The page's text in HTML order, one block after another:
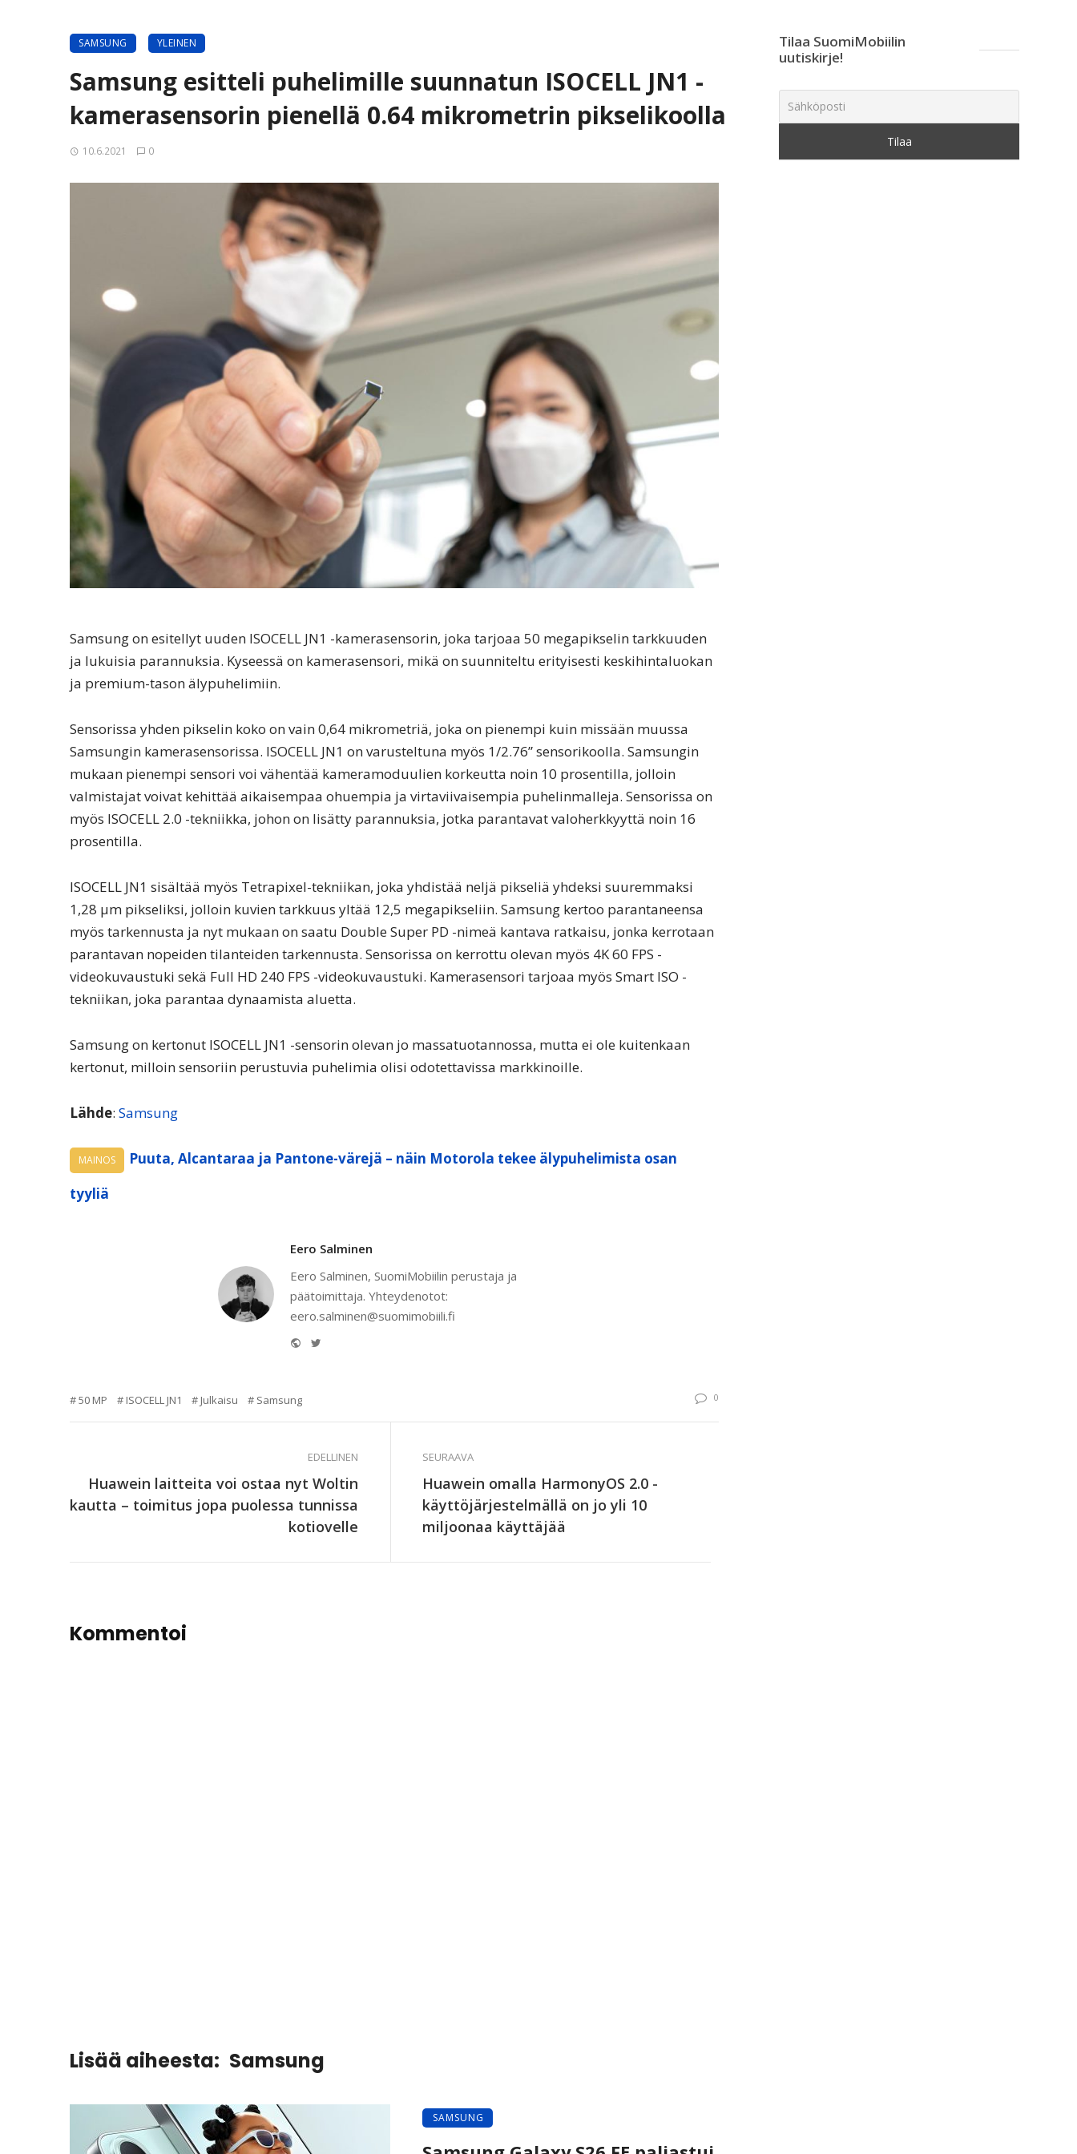
SAMSUNG YLEINEN
Samsung esitteli puhelimille suunnatun ISOCELL JN1 -
kamerasensorin pienellä 0.64 mikrometrin pikselikoolla
10.6.2021 0
Samsung on esitellyt uuden ISOCELL JN1 -kamerasensorin, joka tarjoaa 50 megapikselin tarkkuuden
ja lukuisia parannuksia. Kyseessä on kamerasensori, mikä on suunniteltu erityisesti keskihintaluokan
ja premium-tason älypuhelimiin.
Sensorissa yhden pikselin koko on vain 0,64 mikrometriä, joka on pienempi kuin missään muussa
Samsungin kamerasensorissa. ISOCELL JN1 on varusteltuna myös 1/2.76” sensorikoolla. Samsungin
mukaan pienempi sensori voi vähentää kameramoduulien korkeutta noin 10 prosentilla, jolloin
valmistajat voivat kehittää aikaisempaa ohuempia ja virtaviivaisempia puhelinmalleja. Sensorissa on
myös ISOCELL 2.0 -tekniikka, johon on lisätty parannuksia, jotka parantavat valoherkkyyttä noin 16
prosentilla.
ISOCELL JN1 sisältää myös Tetrapixel-tekniikan, joka yhdistää neljä pikseliä yhdeksi suuremmaksi
1,28 μm pikseliksi, jolloin kuvien tarkkuus yltää 12,5 megapikseliin. Samsung kertoo parantaneensa
myös tarkennusta ja nyt mukaan on saatu Double Super PD -nimeä kantava ratkaisu, jonka kerrotaan
parantavan nopeiden tilanteiden tarkennusta. Sensorissa on kerrottu olevan myös 4K 60 FPS -
videokuvaustuki sekä Full HD 240 FPS -videokuvaustuki. Kamerasensori tarjoaa myös Smart ISO -
tekniikan, joka parantaa dynaamista aluetta.
Samsung on kertonut ISOCELL JN1 -sensorin olevan jo massatuotannossa, mutta ei ole kuitenkaan
kertonut, milloin sensoriin perustuvia puhelimia olisi odotettavissa markkinoille.
Lähde: Samsung
MAINOS
Puuta, Alcantaraa ja Pantone-värejä – näin Motorola tekee älypuhelimista osan
tyyliä
Eero Salminen
Eero Salminen, SuomiMobiilin perustaja ja
päätoimittaja. Yhteydenotot:
eero.salminen@suomimobiili.fi
Website
50 MP ISOCELL JN1 Julkaisu Samsung 0
EDELLINEN
Huawein laitteita voi ostaa nyt Woltin
kautta – toimitus jopa puolessa tunnissa
kotiovelle
SEURAAVA
Huawein omalla HarmonyOS 2.0 -
käyttöjärjestelmällä on jo yli 10
miljoonaa käyttäjää
Kommentoi
Lisää aiheesta: Samsung
SAMSUNG
Tilaa SuomiMobiilin
uutiskirje!